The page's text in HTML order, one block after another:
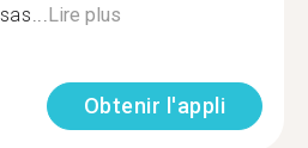
Lire plus
Obtenir l'appli